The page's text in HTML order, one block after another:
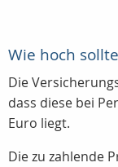
Wie hoch
Die
dass diese bei
Euro liegt.
Die zu zahlende